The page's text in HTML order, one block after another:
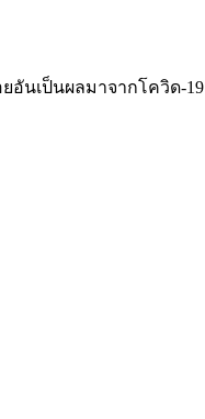
อันเป็นผลมาจากโควิด-19